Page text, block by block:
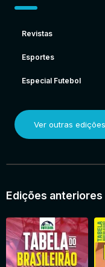
Revistas
Esportes
Especial Futebol
Ver outras edições
Edições anteriores